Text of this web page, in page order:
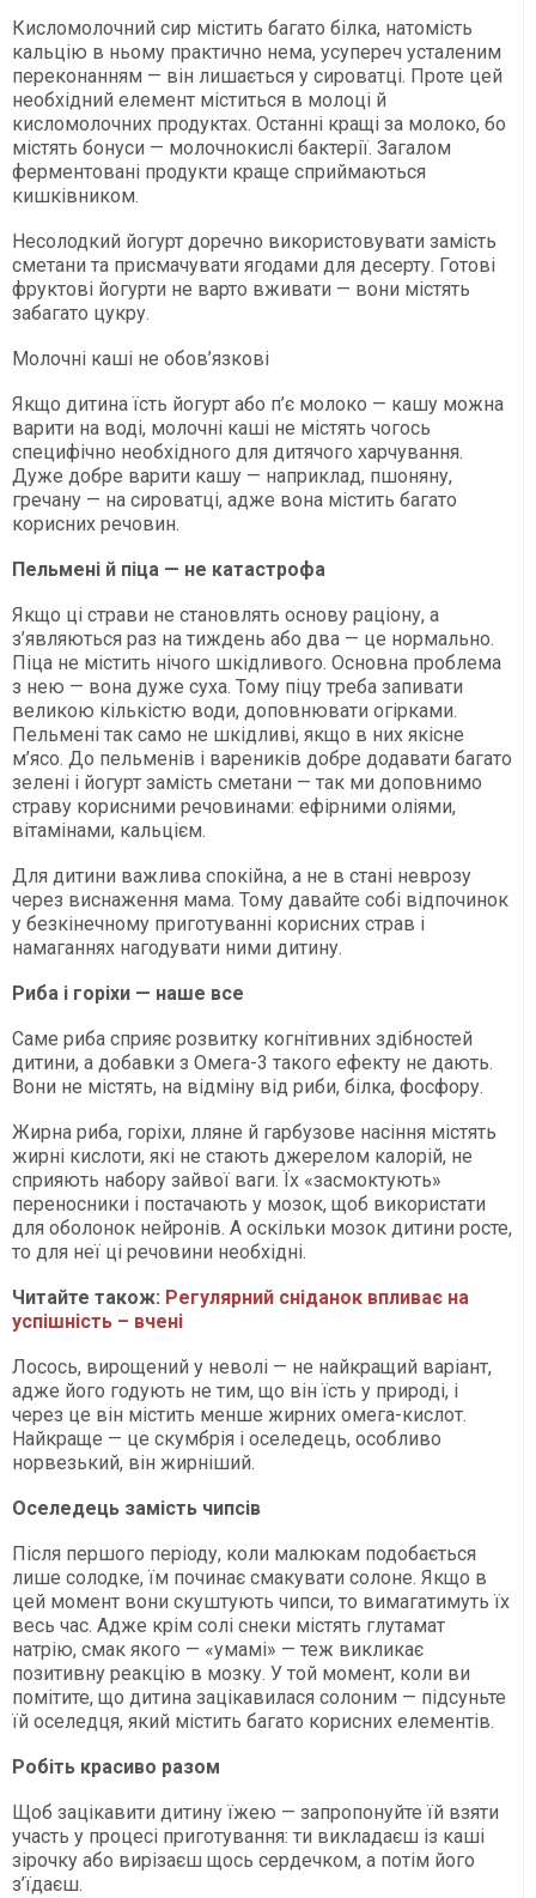
Кисломолочний сир містить багато білка, натомість
кальцію в ньому практично нема, усупереч усталеним
переконанням — він лишається у сироватці. Проте цей
необхідний елемент міститься в молоці й
кисломолочних продуктах. Останні кращі за молоко, бо
містять бонуси — молочнокислі бактерії. Загалом
ферментовані продукти краще сприймаються
кишківником.
Несолодкий йогурт доречно використовувати замість
сметани та присмачувати ягодами для десерту. Готові
фруктові йогурти не варто вживати — вони містять
забагато цукру.
Молочні каші не обов’язкові
Якщо дитина їсть йогурт або п’є молоко — кашу можна
варити на воді, молочні каші не містять чогось
специфічно необхідного для дитячого харчування.
Дуже добре варити кашу — наприклад, пшоняну,
гречану — на сироватці, адже вона містить багато
корисних речовин.
Пельмені й піца — не катастрофа
Якщо ці страви не становлять основу раціону, а
з’являються раз на тиждень або два — це нормально.
Піца не містить нічого шкідливого. Основна проблема
з нею — вона дуже суха. Тому піцу треба запивати
великою кількістю води, доповнювати огірками.
Пельмені так само не шкідливі, якщо в них якісне
м’ясо. До пельменів і вареників добре додавати багато
зелені і йогурт замість сметани — так ми доповнимо
страву корисними речовинами: ефірними оліями,
вітамінами, кальцієм.
Для дитини важлива спокійна, а не в стані неврозу
через виснаження мама. Тому давайте собі відпочинок
у безкінечному приготуванні корисних страв і
намаганнях нагодувати ними дитину.
Риба і горіхи — наше все
Саме риба сприяє розвитку когнітивних здібностей
дитини, а добавки з Омега-3 такого ефекту не дають.
Вони не містять, на відміну від риби, білка, фосфору.
Жирна риба, горіхи, лляне й гарбузове насіння містять
жирні кислоти, які не стають джерелом калорій, не
сприяють набору зайвої ваги. Їх «засмоктують»
переносники і постачають у мозок, щоб використати
для оболонок нейронів. А оскільки мозок дитини росте,
то для неї ці речовини необхідні.
Читайте також: Регулярний сніданок впливає на
успішність – вчені
Лосось, вирощений у неволі — не найкращий варіант,
адже його годують не тим, що він їсть у природі, і
через це він містить менше жирних омега-кислот.
Найкраще — це скумбрія і оселедець, особливо
норвезький, він жирніший.
Оселедець замість чипсів
Після першого періоду, коли малюкам подобається
лише солодке, їм починає смакувати солоне. Якщо в
цей момент вони скуштують чипси, то вимагатимуть їх
весь час. Адже крім солі снеки містять глутамат
натрію, смак якого — «умамі» — теж викликає
позитивну реакцію в мозку. У той момент, коли ви
помітите, що дитина зацікавилася солоним — підсуньте
їй оселедця, який містить багато корисних елементів.
Робіть красиво разом
Щоб зацікавити дитину їжею — запропонуйте їй взяти
участь у процесі приготування: ти викладаєш із каші
зірочку або вирізаєш щось сердечком, а потім його
з’їдаєш.